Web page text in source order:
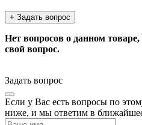
+ Задать вопрос
Нет вопросов о данном
свой вопрос.
Задать вопрос
Если у Вас есть вопросы по
ниже, и мы ответим в